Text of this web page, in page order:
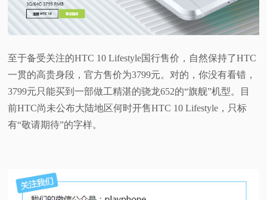
至于备受关注的HTC 10 Lifestyle国行售价，自然保持了HTC
一贯的高贵身段，官方售价为3799元。对的，你没有看错，
3799元只能买到一部做工精湛的骁龙652的“旗舰”机型。目
前HTC尚未公布大陆地区何时开售HTC 10 Lifestyle，只标
有“敬请期待”的字样。